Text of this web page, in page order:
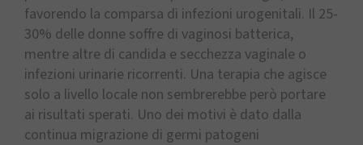
favorendo la comparsa di infezioni urogenitali. Il 25-
30% delle donne soffre di vaginosi batterica,
mentre altre di candida e secchezza vaginale o
infezioni urinarie ricorrenti. Una terapia che agisce
solo a livello locale non sembrerebbe però portare
ai risultati sperati. Uno dei motivi è dato dalla
continua migrazione di germi patogeni